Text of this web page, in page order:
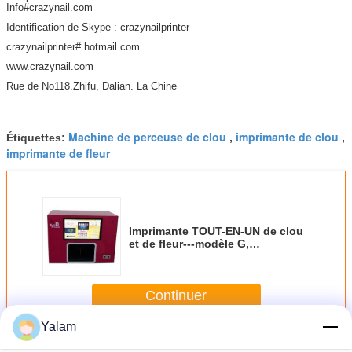
Info#crazynail.com
Identification de Skype : crazynailprinter
crazynailprinter# hotmail.com
www.crazynail.com
Rue de No118.Zhifu, Dalian. La Chine
Étiquettes: Machine de perceuse de clou , imprimante de clou ,
imprimante de fleur
Imprimante TOUT-EN-UN de clou
et de fleur---modèle G,
Continuer
PlusMachine d'art de clou
Yalam